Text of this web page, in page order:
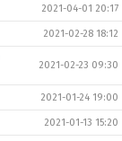
2021-04-01 20:17
2021-02-28 18:12
2021-02-23 09:30
2021-01-24 19:00
2021-01-13 15:20